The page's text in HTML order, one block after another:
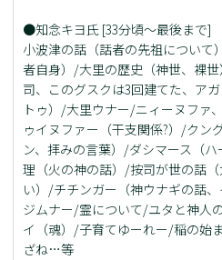
●知念キヨ氏 [33分頃～最後まで]
小波津の話（話者の先祖について
者自身）/‎大里の歴史（神世、裸
司、このグスクは3回建てた、ア
トゥ）/大里ウナー/ニィーヌファ
ゥイヌファー（干支関係?）/クン
ン、拝みの言葉）/ダシマース（
理（火の神の話）/按司が世の話
い）/チチンガー（神ウナギの話
ジムナー/霊について/ユタと神人
イ（魂）/子育てゆーれー/稲の始
ざね…等